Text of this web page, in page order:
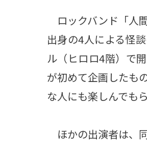
ロックバンド「人
出身の4人による怪
ル（ヒロロ4階）で
が初めて企画したも
な人にも楽しんでも
ほかの出演者は、